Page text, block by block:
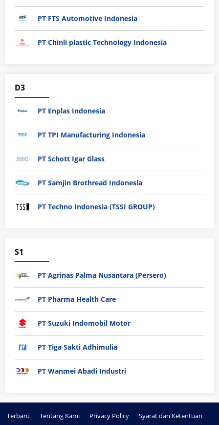
PT FTS Automotive Indonesia
PT Chinli plastic Technology Indonesia
D3
PT Enplas Indonesia
PT TPI Manufacturing Indonesia
PT Schott Igar Glass
PT Samjin Brothread Indonesia
PT Techno Indonesia (TSSI GROUP)
S1
PT Agrinas Palma Nusantara (Persero)
PT Pharma Health Care
PT Suzuki Indomobil Motor
PT Tiga Sakti Adhimulia
PT Wanmei Abadi Industri
Terbaru Tentang Kami Privacy Policy
Syarat dan Ketentuan